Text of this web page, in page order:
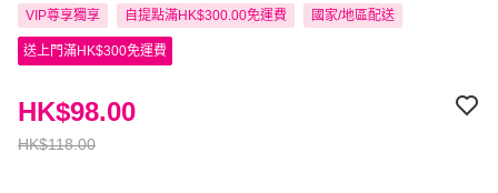
VIP尊享獨享 自提點滿HK$300.00免運費 國家/地區配送
送上門滿HK$300免運費
HK$118.00
HK$98.00